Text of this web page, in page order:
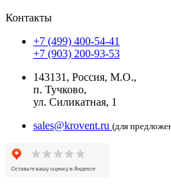
Контакты
+7 (499) 400-54-41
+7 (903) 200-93-53
143131, Россия, М.О.,
п. Тучково,
ул. Силикатная, 1
sales@krovent.ru (для